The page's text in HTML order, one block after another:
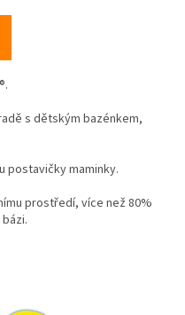
s dětským bazénkem,
postavičky maminky.
prostředí, více než 80%